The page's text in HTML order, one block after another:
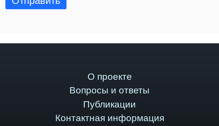
О проекте
Вопросы и ответы
Публикации
Контактная информация